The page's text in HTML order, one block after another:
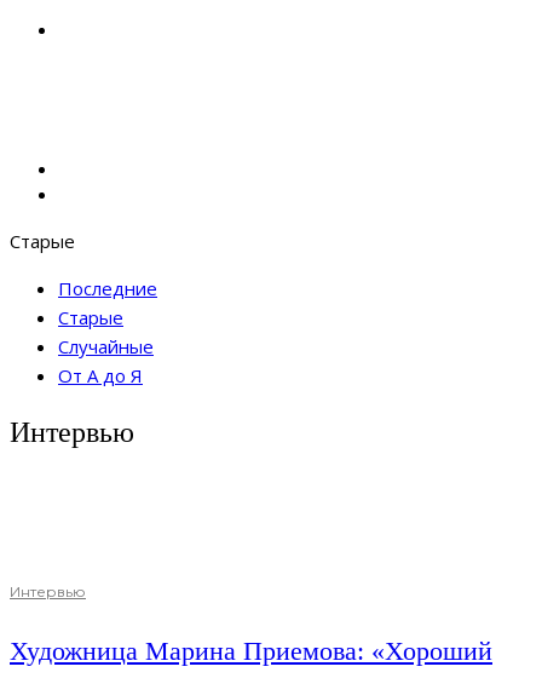
Старые
Последние
Старые
Случайные
От А до Я
Интервью
Интервью
Художница Марина Приемова: «Хороший